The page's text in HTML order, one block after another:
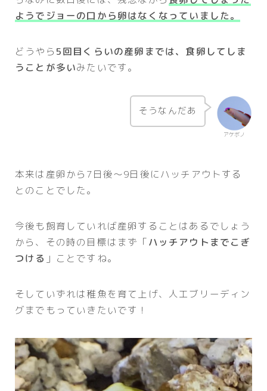
ようでジョーの口から卵はなくなっていました。
どうやら 5回目くらいの産卵までは、食卵してしま
うことが多いみたいです。
アケボノ
そうなんだあ
本来は産卵から7日後～9日後にハッチアウトする
とのことでした。
今後も飼育していれば産卵することはあるでしょう
から、その時の目標はまず「ハッチアウトまでこぎ
つける 」ことですね。
そしていずれは稚魚を育て上げ、人工ブリーディン
グまでもっていきたいです！